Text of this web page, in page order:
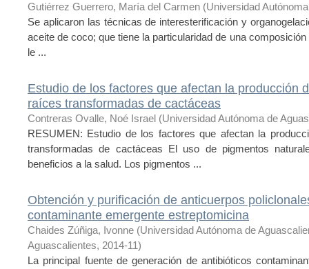
Gutiérrez Guerrero, María del Carmen (Universidad
Se aplicaron las técnicas de interesterificación y
aceite de coco; que tiene la particularidad de una
le ...
Estudio de los factores que afectan la producción
raíces transformadas de cactáceas
Contreras Ovalle, Noé Israel (Universidad Autónoma de
RESUMEN: Estudio de los factores que afectan la
transformadas de cactáceas El uso de pigmentos
beneficios a la salud. Los pigmentos ...
Obtención y purificación de anticuerpos
contaminante emergente estreptomicina
Chaides Zúñiga, Ivonne (Universidad Autónoma de
Aguascalientes, 2014-11)
La principal fuente de generación de antibióticos